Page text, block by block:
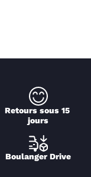
Retours sous 15
jours
Boulanger Drive